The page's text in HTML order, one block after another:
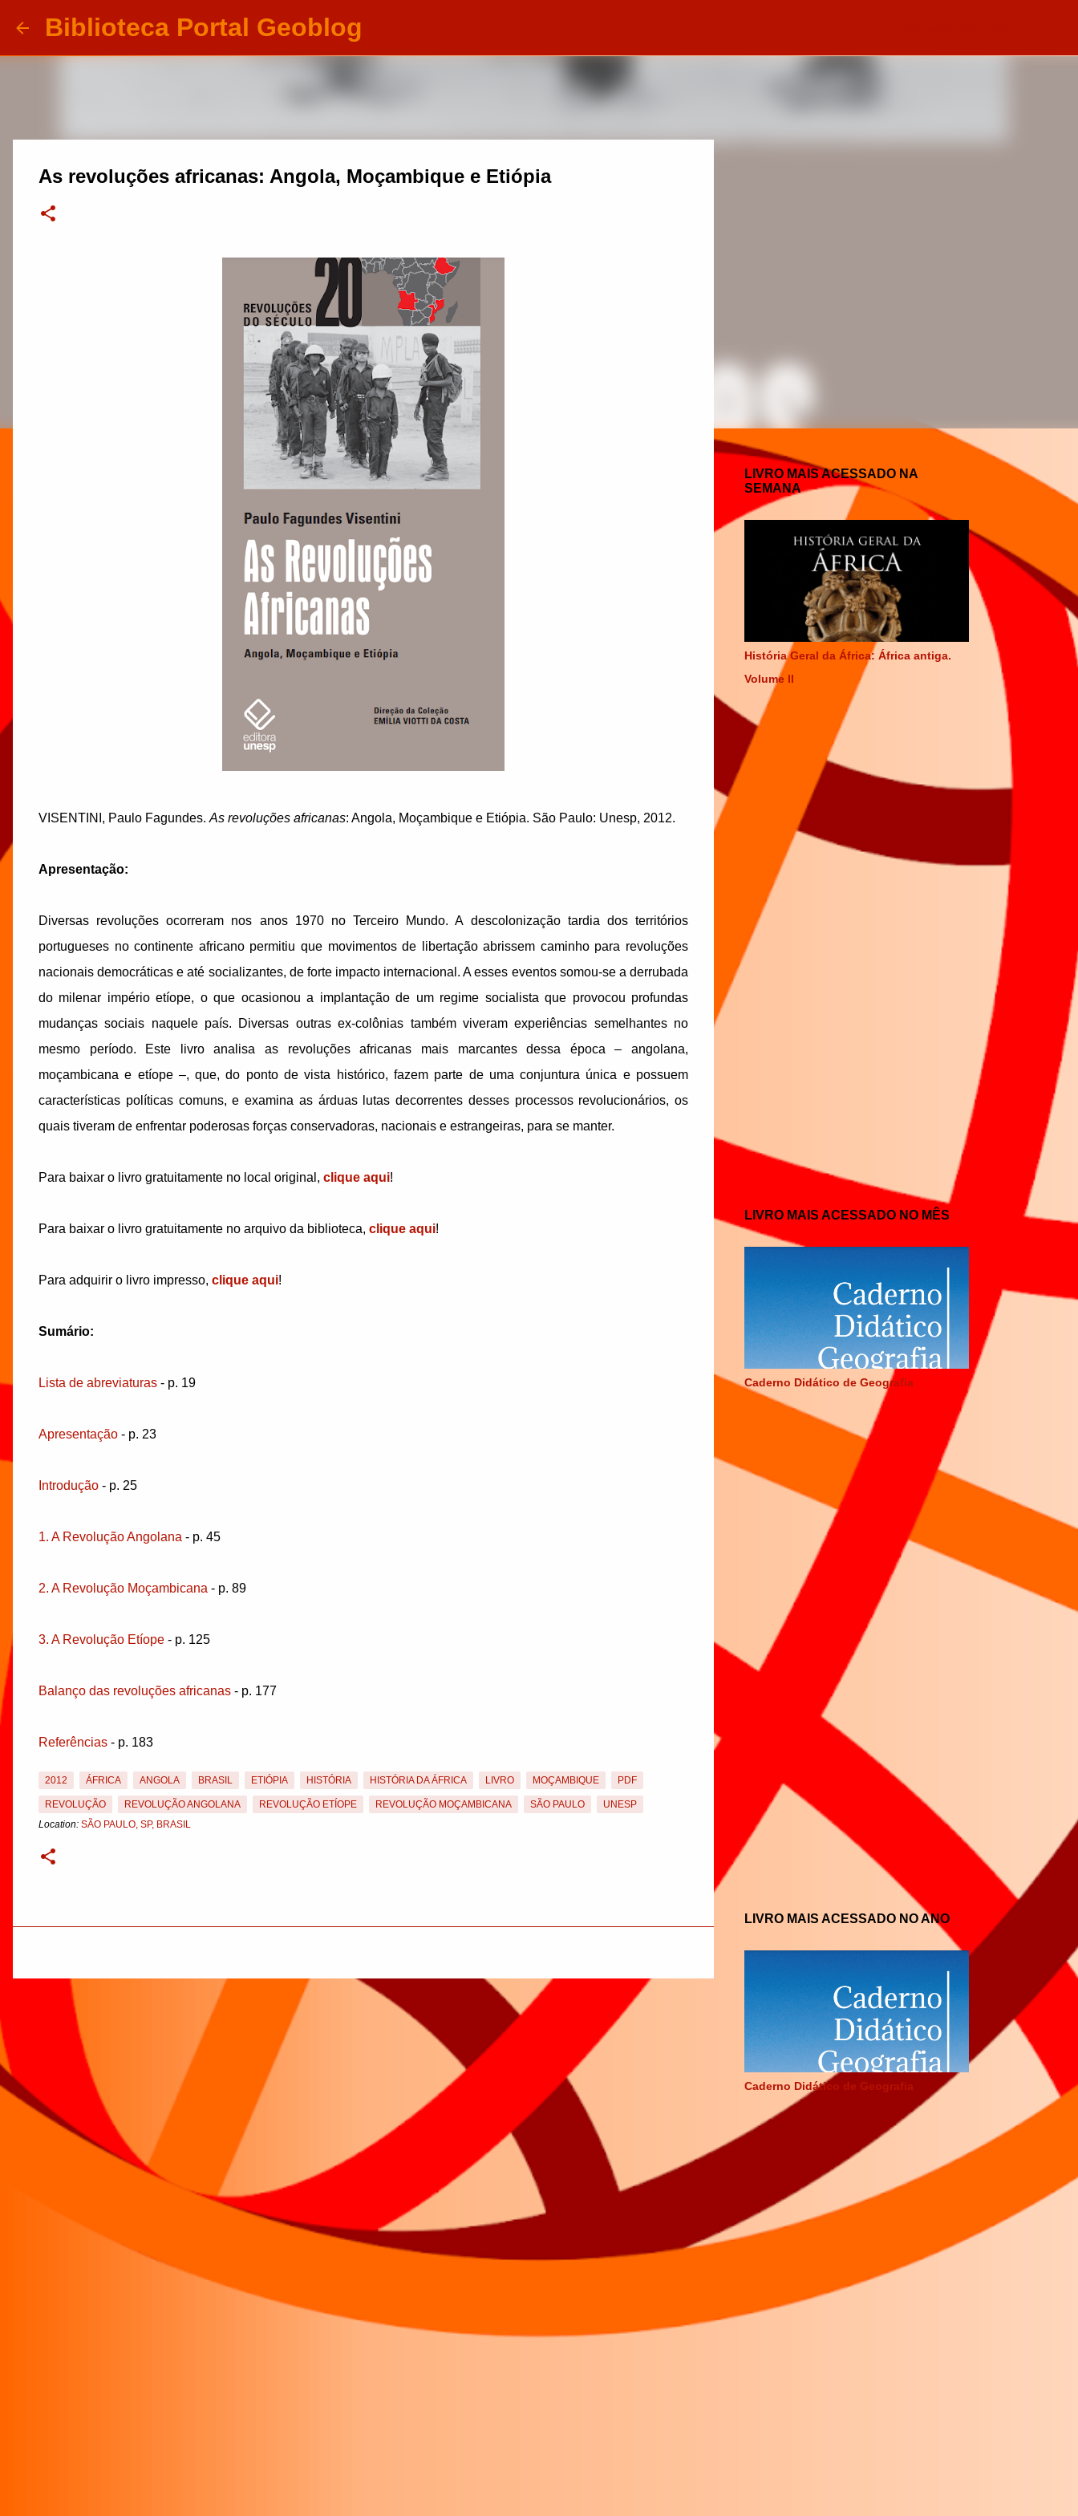
Biblioteca Portal Geoblog
As revoluções africanas: Angola, Moçambique e Etiópia
VISENTINI, Paulo Fagundes. As revoluções africanas: Angola, Moçambique e Etiópia. São Paulo: Unesp, 2012.
Apresentação:
Diversas revoluções ocorreram nos anos 1970 no Terceiro Mundo. A descolonização tardia dos territórios
portugueses no continente africano permitiu que movimentos de libertação abrissem caminho para revoluções
nacionais democráticas e até socializantes, de forte impacto internacional. A esses eventos somou-se a derrubada
do milenar império etíope, o que ocasionou a implantação de um regime socialista que provocou profundas
mudanças sociais naquele país. Diversas outras ex-colônias também viveram experiências semelhantes no
mesmo período. Este livro analisa as revoluções africanas mais marcantes dessa época – angolana,
moçambicana e etíope –, que, do ponto de vista histórico, fazem parte de uma conjuntura única e possuem
características políticas comuns, e examina as árduas lutas decorrentes desses processos revolucionários, os
quais tiveram de enfrentar poderosas forças conservadoras, nacionais e estrangeiras, para se manter.
Para baixar o livro gratuitamente no local original, clique aqui!
Para baixar o livro gratuitamente no arquivo da biblioteca, clique aqui!
Para adquirir o livro impresso, clique aqui!
Sumário:
Lista de abreviaturas - p. 19
Apresentação - p. 23
Introdução - p. 25
1. A Revolução Angolana - p. 45
2. A Revolução Moçambicana - p. 89
3. A Revolução Etíope - p. 125
Balanço das revoluções africanas - p. 177
Referências - p. 183
2012 ÁFRICA ANGOLA BRASIL ETIÓPIA HISTÓRIA HISTÓRIA DA ÁFRICA LIVRO MOÇAMBIQUE PDF
REVOLUÇÃO REVOLUÇÃO ANGOLANA REVOLUÇÃO ETÍOPE REVOLUÇÃO MOÇAMBICANA SÃO PAULO
UNESP
Location: SÃO PAULO, SP, BRASIL
LIVRO MAIS ACESSADO NA
SEMANA
História Geral da África: África antiga.
Volume II
LIVRO MAIS ACESSADO NO MÊS
Caderno Didático de Geografia
LIVRO MAIS ACESSADO NO ANO
Caderno Didático de Geografia